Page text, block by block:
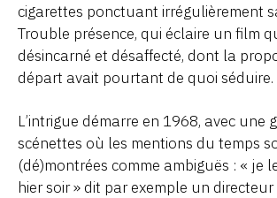
cigarettes ponctuant irrégulièrement
Trouble présence, qui éclaire un film
désincarné et désaffecté, dont la
départ avait pourtant de quoi séduire.
L’intrigue démarre en 1968, avec une
scénettes où les mentions du temps
(dé)montrées comme ambiguës : « je
hier soir » dit par exemple un